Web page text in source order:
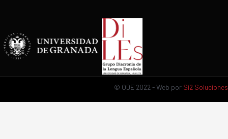
© ODE 2022 - Web por Si2 Soluciones